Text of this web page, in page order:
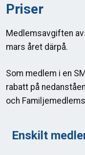
Priser
Medlemsavgiften
mars året därpå.
Som medlem i en
rabatt på
och
Enskilt